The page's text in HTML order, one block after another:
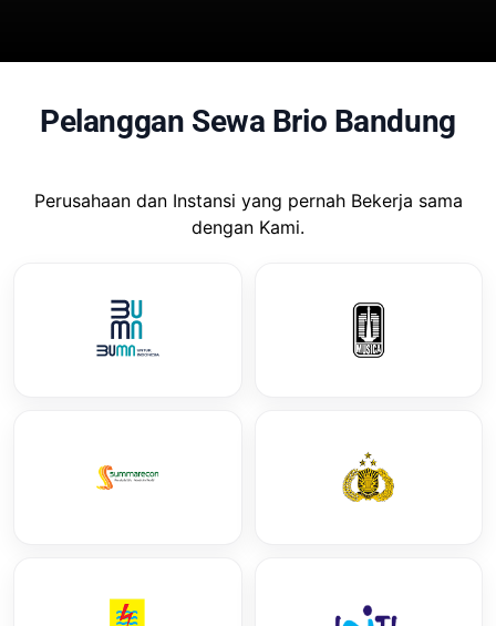
Pelanggan Sewa Brio Bandung
Perusahaan dan Instansi yang pernah Bekerja sama
dengan Kami.